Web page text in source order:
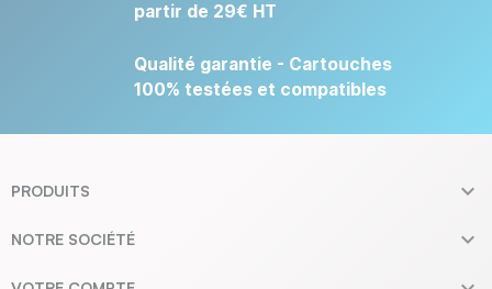
partir de 29€ HT
Qualité garantie - Cartouches
100% testées et compatibles
PRODUITS 
NOTRE SOCIÉTÉ 